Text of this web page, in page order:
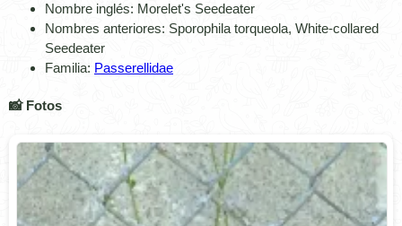
Nombre inglés: Morelet's Seedeater
Nombres anteriores: Sporophila torqueola, White-collared
Seedeater
Familia: Passerellidae
📸 Fotos